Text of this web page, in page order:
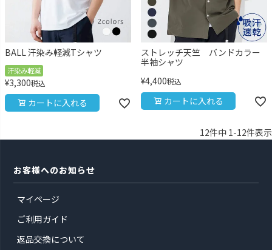
BALL 汗染み軽減Tシャツ
汗染み軽減
¥3,300税込
カートに入れる
ストレッチ天竺 バンドカラー
半袖シャツ
¥4,400税込
カートに入れる
12件中 1-12件表示
お客様へのお知らせ
マイページ
ご利用ガイド
返品交換について